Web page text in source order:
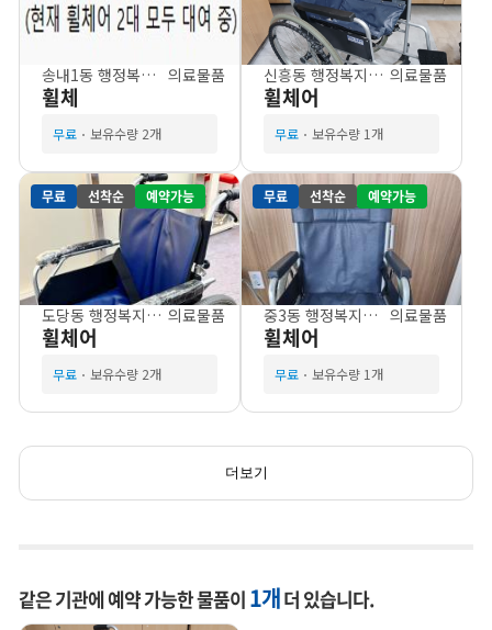
송내1동 행정복지센터 의료물품
휠체
무료 보유수량 2개
신흥동 행정복지센터 의료물품
휠체어
무료 보유수량 1개
무료 선착순 예약가능
도당동 행정복지센터 의료물품
휠체어
무료 보유수량 2개
무료 선착순 예약가능
중3동 행정복지센터 의료물품
휠체어
무료 보유수량 1개
더보기
같은 기관에 예약 가능한 물품이 1개더 있습니다.